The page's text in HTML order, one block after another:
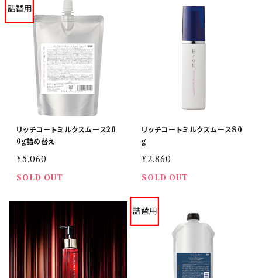
リッチコートミルクスムース20
0g詰め替え
¥5,060
SOLD OUT
リッチコートミルクスムース80
g
¥2,860
SOLD OUT